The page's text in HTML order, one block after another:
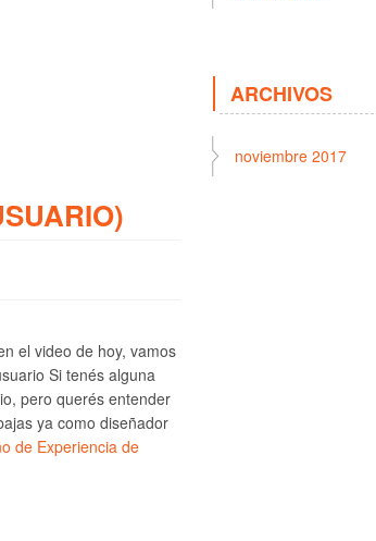
el video de hoy, vamos
Si tenés alguna
pero querés entender
ya como diseñador
de Experiencia de
ARCHIVOS
noviembre 2017